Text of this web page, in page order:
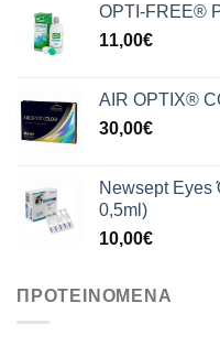
OPTI-FREE®
11,00€
AIR OPTIX®
30,00€
Newsept Eyes
0,5ml)
10,00€
ΠΡΟΤΕΙΝΟΜΕΝΑ